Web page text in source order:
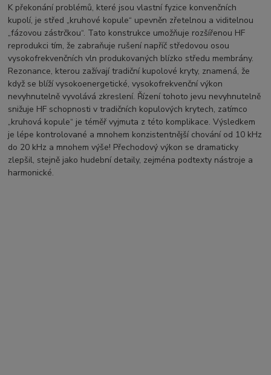
K překonání problémů, které jsou vlastní fyzice konvenčních
kupolí, je střed „kruhové kopule“ upevněn zřetelnou a viditelnou
„fázovou zástrčkou“. Tato konstrukce umožňuje rozšířenou HF
reprodukci tím, že zabraňuje rušení napříč středovou osou
vysokofrekvenčních vln produkovaných blízko středu membrány.
Rezonance, kterou zažívají tradiční kupolové kryty, znamená, že
když se blíží vysokoenergetické, vysokofrekvenční výkon
nevyhnutelně vyvolává zkreslení. Řízení tohoto jevu nevyhnutelně
snižuje HF schopnosti v tradičních kopulových krytech, zatímco
„kruhová kopule“ je téměř vyjmuta z této komplikace.Výsledkem
je lépe kontrolované a mnohem konzistentnější chování od 10 kHz
do 20 kHz a mnohem výše! Přechodový výkon se dramaticky
zlepšil, stejně jako hudební detaily, zejména podtexty nástroje a
harmonické.